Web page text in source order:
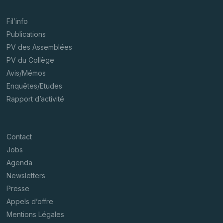
Fil’info
Publications
PV des Assemblées
PV du Collège
Avis/Mémos
Enquêtes/Etudes
Rapport d’activité
Contact
Jobs
Agenda
Newsletters
Presse
Appels d’offre
Mentions Légales